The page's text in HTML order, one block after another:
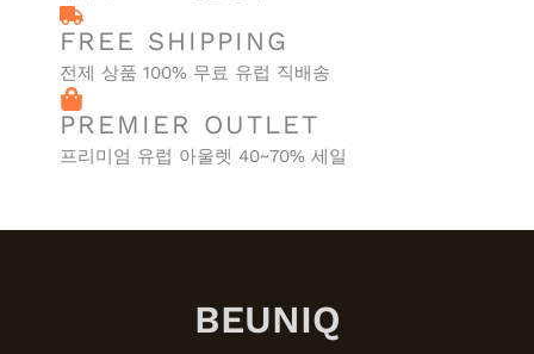
100% GUARANTEE
비유니크 100% 정품 판매
FREE SHIPPING
전제 상품 100% 무료 유럽 직배송